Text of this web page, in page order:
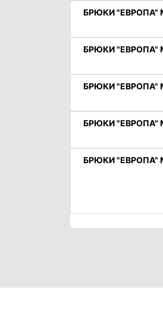
БРЮКИ "ЕВРОПА"
БРЮКИ "ЕВРОПА"
БРЮКИ "ЕВРОПА"
БРЮКИ "ЕВРОПА"
БРЮКИ "ЕВРОПА"